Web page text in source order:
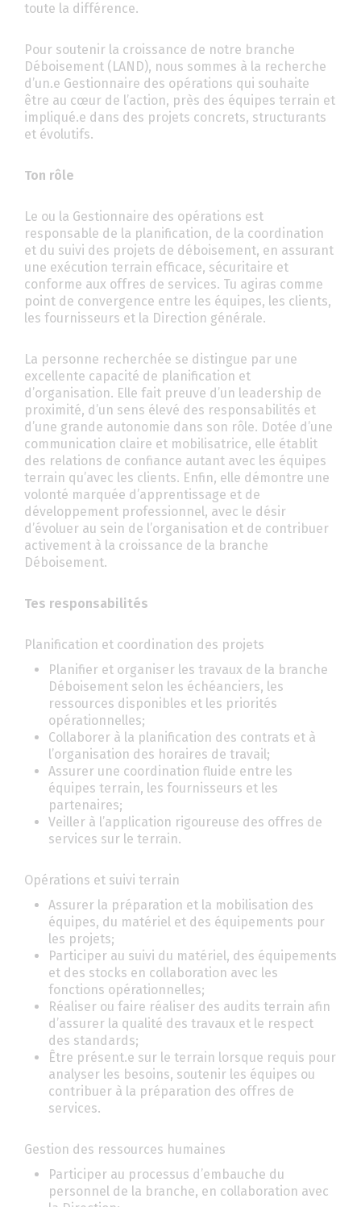
toute la différence.
Pour soutenir la croissance de notre branche
Déboisement (LAND), nous sommes à la recherche
d’un.e Gestionnaire des opérations qui souhaite
être au cœur de l’action, près des équipes terrain et
impliqué.e dans des projets concrets, structurants
et évolutifs.
Ton rôle
Le ou la Gestionnaire des opérations est
responsable de la planification, de la coordination
et du suivi des projets de déboisement, en assurant
une exécution terrain efficace, sécuritaire et
conforme aux offres de services. Tu agiras comme
point de convergence entre les équipes, les clients,
les fournisseurs et la Direction générale.
La personne recherchée se distingue par une
excellente capacité de planification et
d’organisation. Elle fait preuve d’un leadership de
proximité, d’un sens élevé des responsabilités et
d’une grande autonomie dans son rôle. Dotée d’une
communication claire et mobilisatrice, elle établit
des relations de confiance autant avec les équipes
terrain qu’avec les clients. Enfin, elle démontre une
volonté marquée d’apprentissage et de
développement professionnel, avec le désir
d’évoluer au sein de l’organisation et de contribuer
activement à la croissance de la branche
Déboisement.
Tes responsabilités
Planification et coordination des projets
Planifier et organiser les travaux de la branche
Déboisement selon les échéanciers, les
ressources disponibles et les priorités
opérationnelles;
Collaborer à la planification des contrats et à
l’organisation des horaires de travail;
Assurer une coordination fluide entre les
équipes terrain, les fournisseurs et les
partenaires;
Veiller à l’application rigoureuse des offres de
services sur le terrain.
Opérations et suivi terrain
Assurer la préparation et la mobilisation des
équipes, du matériel et des équipements pour
les projets;
Participer au suivi du matériel, des équipements
et des stocks en collaboration avec les
fonctions opérationnelles;
Réaliser ou faire réaliser des audits terrain afin
d’assurer la qualité des travaux et le respect
des standards;
Être présent.e sur le terrain lorsque requis pour
analyser les besoins, soutenir les équipes ou
contribuer à la préparation des offres de
services.
Gestion des ressources humaines
Participer au processus d’embauche du
personnel de la branche, en collaboration avec